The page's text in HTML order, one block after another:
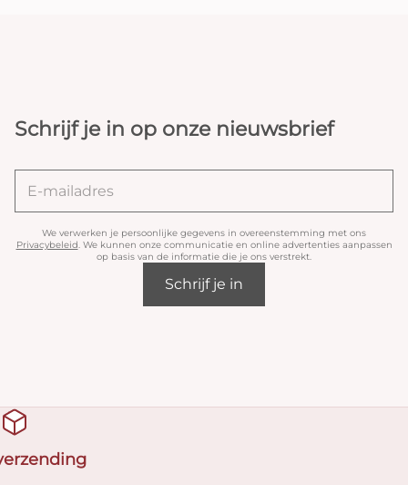
Schrijf je in op onze nieuwsbrief
We verwerken je persoonlijke gegevens in overeenstemming met ons
Privacybeleid. We kunnen onze communicatie en online advertenties aanpassen
op basis van de informatie die je ons verstrekt.
Schrijf je in